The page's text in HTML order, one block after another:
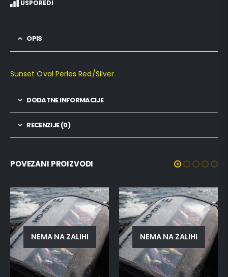
USPOREDI
OPIS
Sunset Oval Perles Red/Silver
DODATNE INFORMACIJE
RECENZIJE (0)
POVEZANI PROIZVODI
NEMA NA ZALIHI NEMA NA ZALIHI